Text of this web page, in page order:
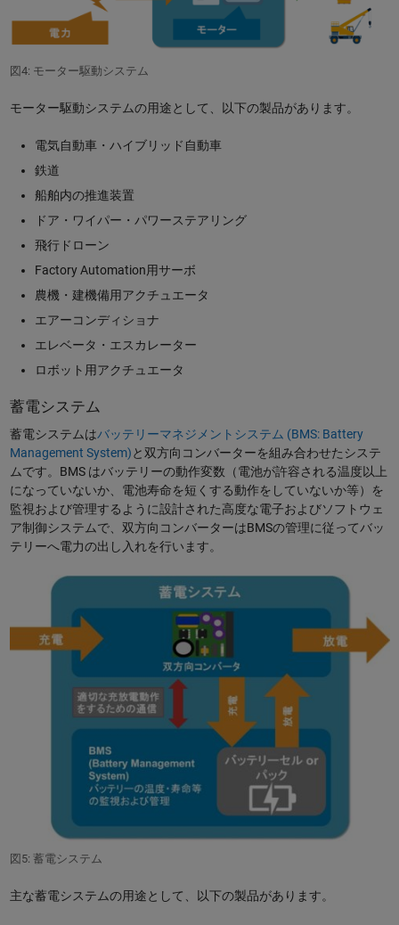
図4: モーター駆動システム
モーター駆動システムの用途として、以下の製品があります。
電気自動車・ハイブリッド自動車
鉄道
船舶内の推進装置
ドア・ワイパー・パワーステアリング
飛行ドローン
Factory Automation用サーボ
農機・建機備用アクチュエータ
エアーコンディショナ
エレベータ・エスカレーター
ロボット用アクチュエータ
蓄電システム
蓄電システムはバッテリーマネジメントシステム (BMS: Battery
Management System)と双方向コンバーターを組み合わせたシステ
ムです。BMS はバッテリーの動作変数（電池が許容される温度以上
になっていないか、電池寿命を短くする動作をしていないか等）を
監視および管理するように設計された高度な電子およびソフトウェ
ア制御システムで、双方向コンバーターはBMSの管理に従ってバッ
テリーへ電力の出し入れを行います。
図5: 蓄電システム
主な蓄電システムの用途として、以下の製品があります。